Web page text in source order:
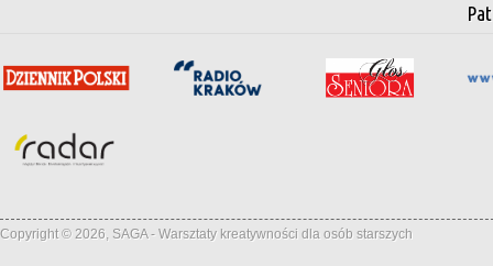
Copyright © 2026, SAGA - Warsztaty kreatywności dla osób starszych